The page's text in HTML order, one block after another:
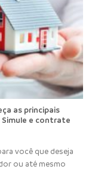
as principais
e contrate
você que deseja
ou até mesmo